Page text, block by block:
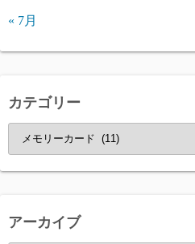
« 7月
カテゴリー
テ
ゴ
ー
アーカイブ